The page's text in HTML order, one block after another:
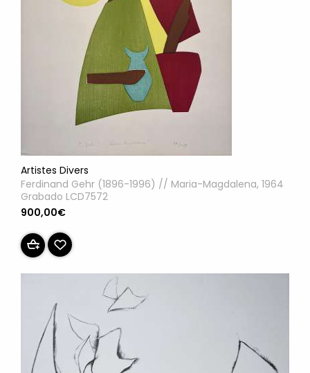
Artistes Divers
Ferdinand Gehr (1896-1996) // Maria-Magdalena, 1964
Grabado LCD7572
900,00€